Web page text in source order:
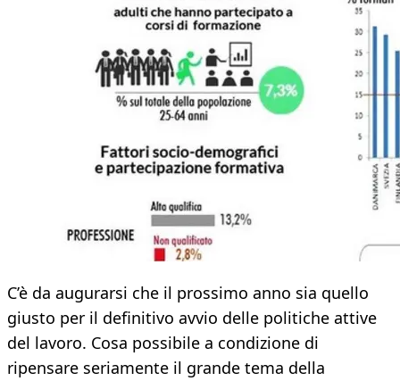
C’è da augurarsi che il prossimo anno sia quello
giusto per il definitivo avvio delle politiche attive
del lavoro. Cosa possibile a condizione di
ripensare seriamente il grande tema della